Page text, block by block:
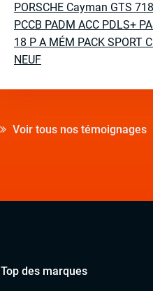
PORSCHE Cayman GTS
PCCB PADM ACC PDLS+
18 P A MÉM PACK SPORT
NEUF
Voir tous nos témoignages
Top des marques